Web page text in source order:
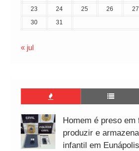
23
24 25 26 27
30
31
« jul
Homem é preso em
produzir e
infantil em Eunápolis